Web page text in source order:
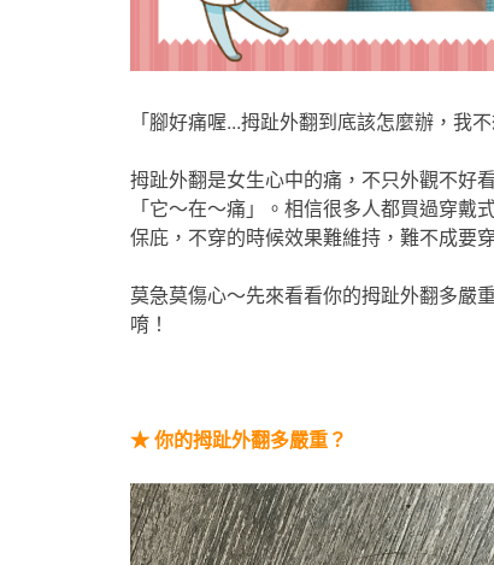
「腳好痛喔...拇趾外翻到底該怎麼辦，我不
拇趾外翻是女生心中的痛，不只外觀不好
「它～在～痛」。相信很多人都買過穿
保庇，不穿的時候效果難維持，難不成要
莫急莫傷心～先來看看你的拇趾外翻多嚴
唷！
★ 你的拇趾外翻多嚴重？